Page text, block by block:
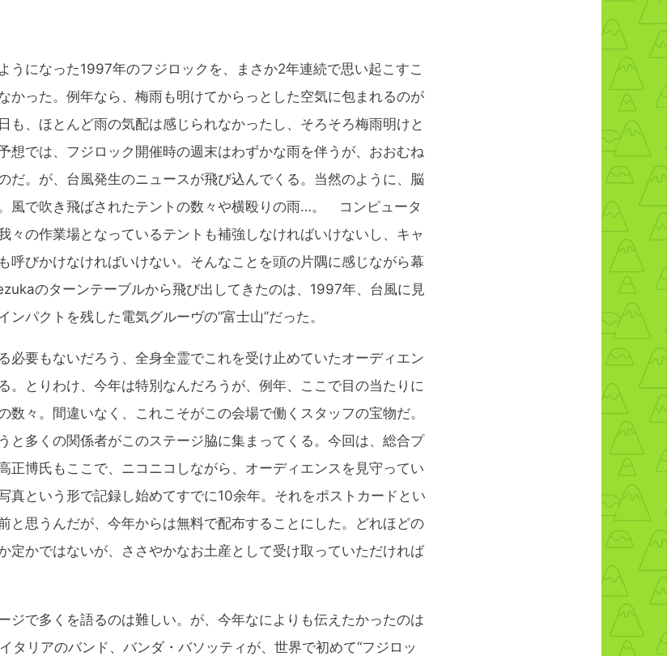
になった1997年のフジロックを、まさか2年連続で思い起こすこ
かった。例年なら、梅雨も明けてからっとした空気に包まれるのが
も、ほとんど雨の気配は感じられなかったし、そろそろ梅雨明けと
想では、フジロック開催時の週末はわずかな雨を伴うが、おおむね
だ。が、台風発生のニュースが飛び込んでくる。当然のように、脳
風で吹き飛ばされたテントの数々や横殴りの雨…。 コンピュータ
々の作業場となっているテントも補強しなければいけないし、キャ
呼びかけなければいけない。そんなことを頭の片隅に感じながら幕
のターンテーブルから飛び出してきたのは、1997年、台風に見
パクトを残した電気グルーヴの“富士山”だった。
必要もないだろう、全身全霊でこれを受け止めていたオーディエン
。とりわけ、今年は特別なんだろうが、例年、ここで目の当たりに
数々。間違いなく、これこそがこの会場で働くスタッフの宝物だ。
と多くの関係者がこのステージ脇に集まってくる。今回は、総合プ
正博氏もここで、ニコニコしながら、オーディエンスを見守ってい
真という形で記録し始めてすでに10余年。それをポストカードとい
と思うんだが、今年からは無料で配布することにした。どれほどの
定かではないが、ささやかなお土産として受け取っていただければ
ジで多くを語るのは難しい。が、今年なによりも伝えたかったのは
タリアのバンド、バンダ・バソッティが、世界で初めて“フジロッ